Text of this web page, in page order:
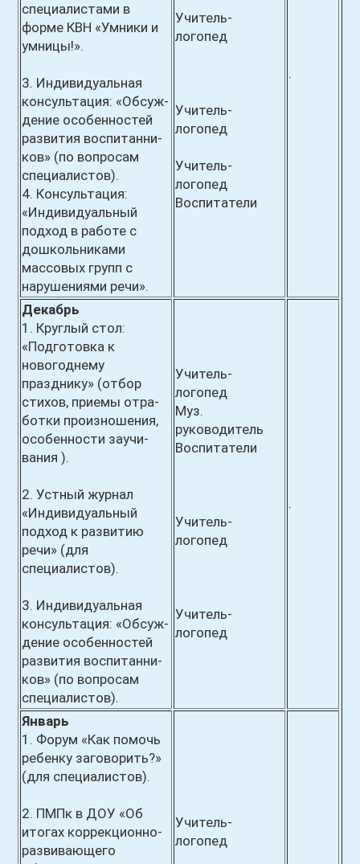
специалистами в
форме КВН «Умники и
умницы!».
3. Индивидуальная
консультация: «Обсуж-
дение особенностей
развития воспитанни-
ков» (по вопросам
специалистов).
4. Консультация:
«Индивидуальный
подход в работе с
дошкольниками
массовых групп с
нарушениями речи».
Учитель-
логопед
Учитель-
логопед
Учитель-
логопед
Воспитатели
.
Декабрь
1. Круглый стол:
«Подготовка к
новогоднему
празднику» (отбор
стихов, приемы отра-
ботки произношения,
особенности заучи-
вания ).
2. Устный журнал
«Индивидуальный
подход к развитию
речи» (для
специалистов).
3. Индивидуальная
консультация: «Обсуж-
дение особенностей
развития воспитанни-
ков» (по вопросам
специалистов).
Учитель-
логопед
Муз.
руководитель
Воспитатели
Учитель-
логопед
Учитель-
логопед
.
Январь
1. Форум «Как помочь
ребенку заговорить?»
(для специалистов).
2. ПМПк в ДОУ «Об
итогах коррекционно-
развивающего
Учитель-
логопед